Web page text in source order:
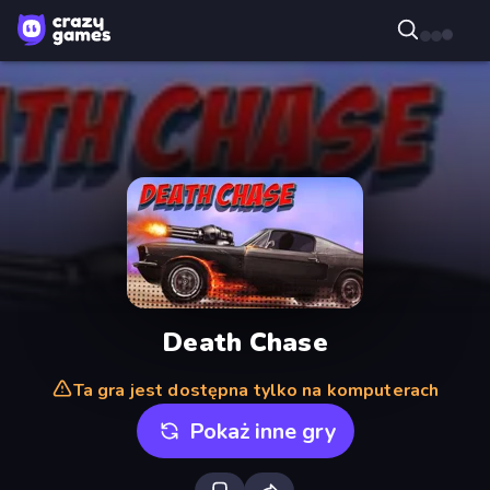
Death Chase
Ta gra jest dostępna tylko na komputerach
Pokaż inne gry